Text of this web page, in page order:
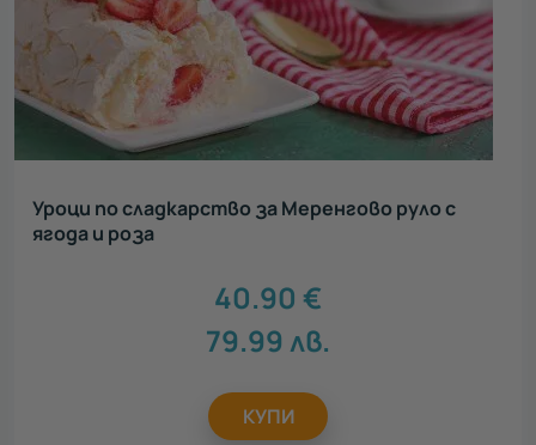
Уроци по сладкарство за Меренгово руло с
ягода и роза
40.90 €
79.99 лв.
КУПИ